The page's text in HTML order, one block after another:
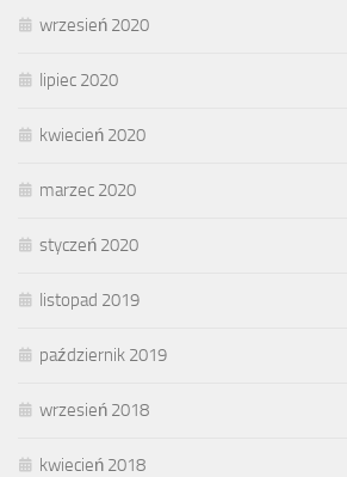
wrzesień 2020
lipiec 2020
kwiecień 2020
marzec 2020
styczeń 2020
listopad 2019
październik 2019
wrzesień 2018
kwiecień 2018